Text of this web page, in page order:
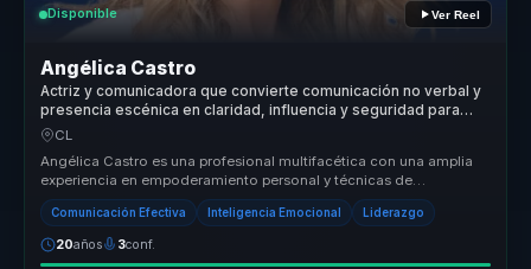
Disponible Ver Reel
Angélica Castro
Actriz y comunicadora que convierte comunicación no verbal y
presencia escénica en claridad, influencia y seguridad para
líderes y voceros.
CL
Angélica Castro es una profesional multifacética con una amplia
experiencia en empoderamiento personal y técnicas de
reprogramación menta...
Comunicación Efectiva Inteligencia Emocional Liderazgo
20años 3conf.